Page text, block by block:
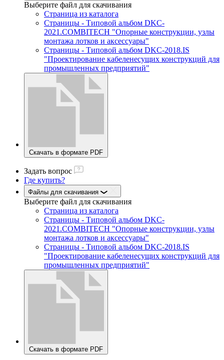
Выберите файл для скачивания
Страница из каталога
Страницы - Типовой альбом DKC-
2021.COMBITECH "Опорные конструкции, узлы
монтажа лотков и аксессуары"
Страницы - Типовой альбом DKC-2018.IS
"Проектирование кабеленесущих конструкций для
промышленных предприятий"
Скачать в формате PDF
Задать вопрос
Где купить?
Файлы для скачивания
Выберите файл для скачивания
Страница из каталога
Страницы - Типовой альбом DKC-
2021.COMBITECH "Опорные конструкции, узлы
монтажа лотков и аксессуары"
Страницы - Типовой альбом DKC-2018.IS
"Проектирование кабеленесущих конструкций для
промышленных предприятий"
Скачать в формате PDF